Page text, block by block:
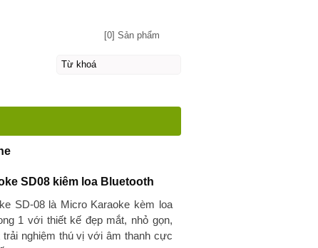
SD08 kiêm loa Bluetooth
SD-08 là Micro Karaoke kèm loa
1 với thiết kế đẹp mắt, nhỏ gọn,
trải nghiệm thú vị với âm thanh cực
[0] Sản phẩm